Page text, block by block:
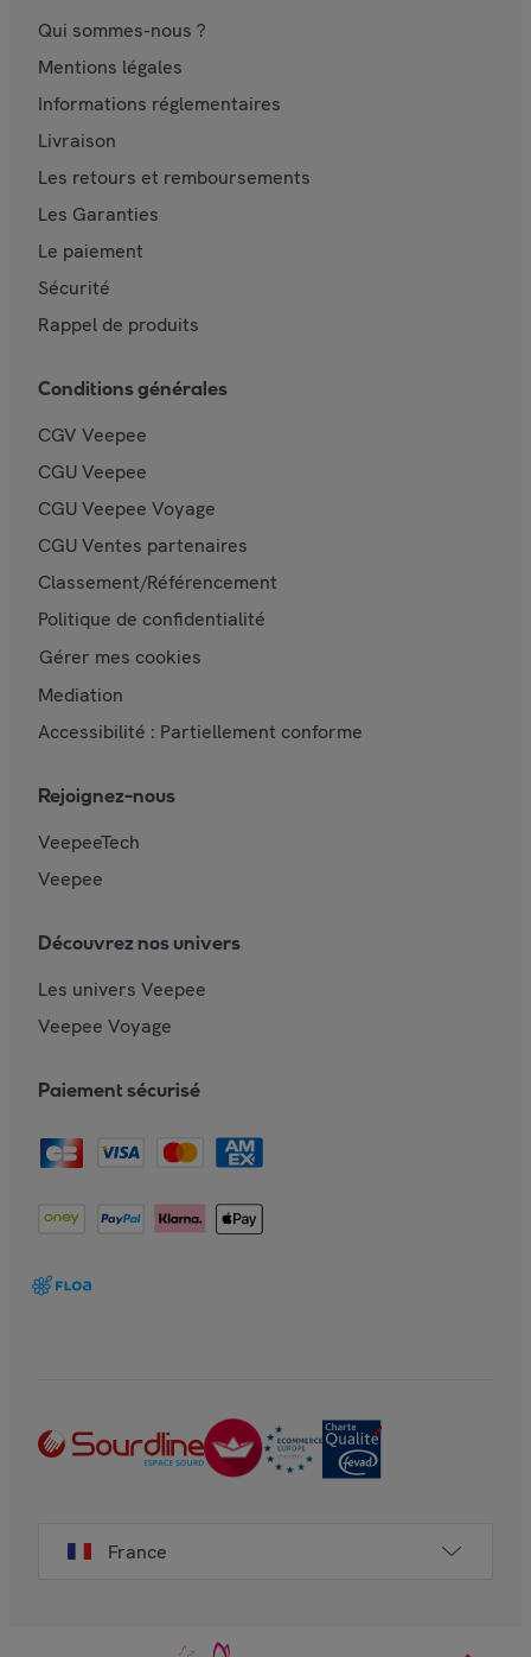
Qui sommes-nous ?
Mentions légales
Informations réglementaires
Livraison
Les retours et remboursements
Les Garanties
Le paiement
Sécurité
Rappel de produits
Conditions générales
CGV Veepee
CGU Veepee
CGU Veepee Voyage
CGU Ventes partenaires
Classement/Référencement
Politique de confidentialité
Gérer mes cookies
Mediation
Accessibilité : Partiellement conforme
Rejoignez-nous
VeepeeTech
Veepee
Découvrez nos univers
Les univers Veepee
Veepee Voyage
Paiement sécurisé
France